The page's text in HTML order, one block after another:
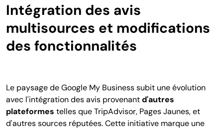
Intégration des avis
multisources et modifications
des fonctionnalités
Le paysage de Google My Business subit une évolution
avec l'intégration des avis provenantd'autres
plateformes telles que TripAdvisor, Pages Jaunes, et
d'autres sources réputées. Cette initiative marque une